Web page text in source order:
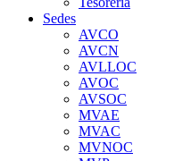
Sedes
AVCO
AVCN
AVLLOC
AVOC
AVSOC
MVAE
MVAC
MVNOC